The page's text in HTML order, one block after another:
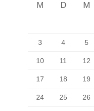
M D M
3 4 5
10 11 12
17 18 19
24 25 26